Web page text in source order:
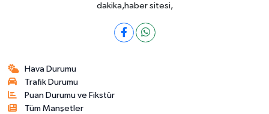
dakika,haber sitesi,
Hava Durumu
Trafik Durumu
Puan Durumu ve Fikstür
Tüm Manşetler